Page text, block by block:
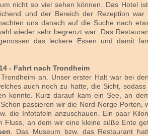
nicht so viel sehen können. Das Hotel
und der Bereich der Rezeption
uns danach auf die Suche nach
wieder sehr begrenzt war. Das
das leckere Essen und damit
- Fahrt nach Trondheim
an. Unser erster Halt war bei
auch noch zu hatte, die Sicht,
konnte. Kurz darauf kam ein See, an
passieren wir die Nord-Norge-Porten,
die Infotafeln anzuschauen. Ein paar
Fluss, an dem wir eine kleine süße Ente
. Das Museum bzw. das Restaurant